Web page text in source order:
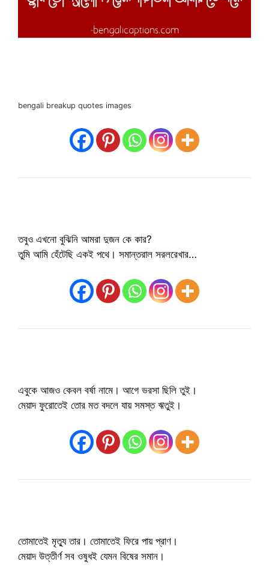
bengali breakup quotes images
তবুও এখনো বুঝিনি আমরা দুজন কে কার?
তুমি আমি হেঁটেছি একই পথে। সমান্তরাল সরলরেখার…
এবুকে আজও কেবল বর্ষা নামে। আগে ভরসা ছিলি তুই।
মেয়াদ ফুরোতেই তোর মত বদলে যায় সমস্ত ঋতুই।
তোমাতেই মৃত্যু তার। তোমাতেই ফিরে পায় প্রাণ।
মেয়াদ উত্তীর্ণ সব ওষুধই যেমন বিষের সমান।